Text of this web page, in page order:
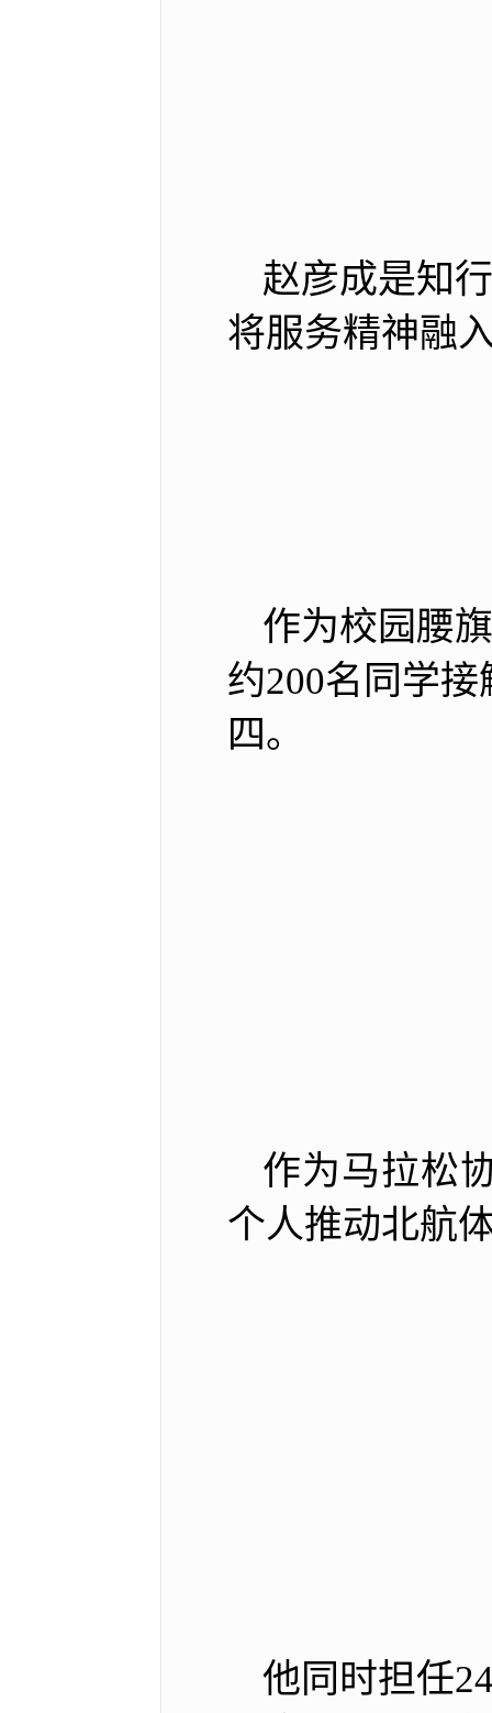
赵彦成是知
将服务精神融
作为校园腰
约200名同学
四。
作为马拉松
个人推动北航
他同时担任